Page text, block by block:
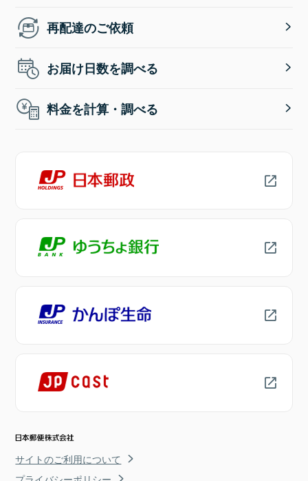
再配達のご依頼
お届け日数を調べる
料金を計算・調べる
サイトのご利用について